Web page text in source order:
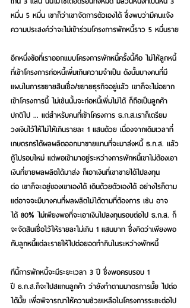
หมื่น 5 หมื่น เขาก็ว่าเขาจัดการตัวเองได้ ซึ่งพบว่ามีคนแจ้ง
ความประสงค์ว่าจะไม่เข้าร่วมโครงการพักหนี้ราว 5 หมื่นราย
อีกหนึ่งข้อที่เราออกแบบโครงการพักหนี้ครั้งนี้คือ ไม่ให้ลูกหนี้
ที่เข้าโครงการก่อหนี้เพิ่มเกินความจำเป็น ดังนั้นบางคนที่มี
แผนในการขยายสินเชื่อ/ขยายธุรกิจอยู่แล้ว เขาก็จะไม่อยาก
เข้าโครงการนี้ ไม่เช่นนั้นจะก่อหนี้เพิ่มไม่ได้ ก็ถือเป็นลูกค้า
ปกติไป ... แต่สำหรับคนที่เข้าโครงการ ธ.ก.ส.เราก็เตรียม
วงเงินไว้ให้ไม่ให้เกินรายละ 1 แสนด้วย เนื่องจากเดิมเวลาที่
เกษตรกรได้ผลผลิตออกมาขายแทนที่จะมาส่งหนี้ ธ.ก.ส. แล้ว
กู้ไปรอบใหม่ แต่พอเข้ามาอยู่ระหว่างการพักหนี้เขาไม่ต้องเอา
เงินที่ขายผลผลิตได้มาส่ง ก็เอาเงินที่เขาขายได้ไปลงทุน
ต่อ เขาก็จะอยู่ของเขาเองได้ เดินด้วยตัวเองได้ อย่างไรก็ตาม
แต่อาจจะมีบางคนที่ผลผลิตไม่ได้ตามที่ต้องการ เช่น อาจ
ได้ 80% ไม่เพียงพอที่จะเอาเงินไปลงทุนรอบต่อไป ธ.ก.ส. ก็
จะจัดสินเชื่อไว้ให้รายละไม่เกิน 1 แสนบาท ซึ่งคิดว่าเพียงพอ
กับลูกหนี้แต่ละรายให้ไปต่อยอดทำกินในระหว่างพักหนี้
ทีนี้การพักหนี้จะมีระยะเวลา 3 ปี ซึ่งพอครบรอบ 1
ปี ธ.ก.ส.ก็จะไปสแกนลูกค้า ว่ายังทำตามมาตรการมั้ย ไปต่อ
ได้มั้ย เพื่อพิจารณาให้ความช่วยเหลือในโครงการระยะต่อไป